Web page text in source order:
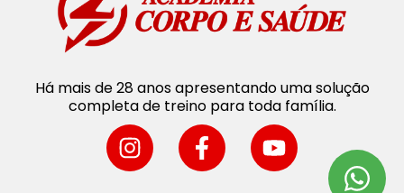
Há mais de 28 anos apresentando uma solução
completa de treino para toda família.